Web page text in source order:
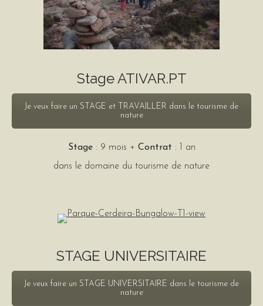
Stage ATIVAR.PT
Je veux faire un STAGE et TRAVAILLER dans le tourisme de
nature
Stage: 9 mois + Contrat : 1 an
dans le domaine du tourisme de nature
STAGE UNIVERSITAIRE
Je veux faire un STAGE UNIVERSITAIRE dans le tourisme de
nature